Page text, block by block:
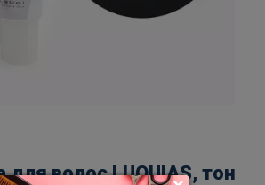
для волос LUQUIAS, тон